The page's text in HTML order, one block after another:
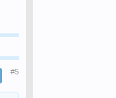
#5